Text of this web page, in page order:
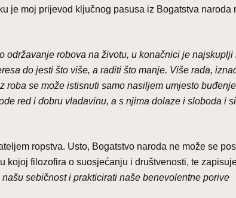
je moj prijevod ključnog pasusa iz Bogatstva naroda
robova na životu, u konačnici je najskuplji
do jesti što više, a raditi što manje. Više rada,
se može istisnuti samo nasiljem umjesto
red i dobru vladavinu, a s njima dolaze i sloboda i
ropstva. Usto, Bogatstvo naroda ne može se
kojoj filozofira o suosjećanju i društvenosti, te
sebičnost i prakticirati naše benevolentne porive